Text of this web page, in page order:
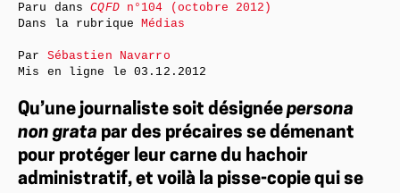
Qu’une journaliste soit désignée persona
non grata par des précaires se démenant
pour protéger leur carne du hachoir
administratif, et voilà la pisse-copie qui se
Paru dansCQFDn°104 (octobre 2012)
Dans la rubriqueMédias
Par Sébastien Navarro
Mis en ligne le03.12.2012